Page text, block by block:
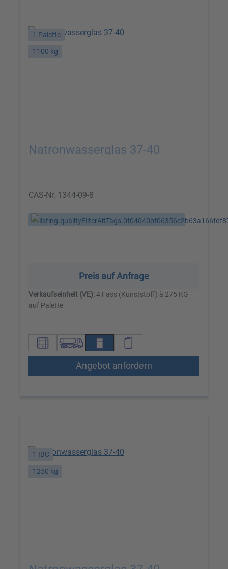
1 Palette
1100 kg
Natronwasserglas 37-40
CAS-Nr. 1344-09-8
Preis auf Anfrage
Verkaufseinheit (VE):4 Fass (Kunststoff) à 275 KG
auf Palette
Angebot anfordern
1 IBC
1250 kg